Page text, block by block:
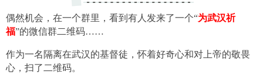
偶然机会，在一个群里，看到有人发来了一个“为武汉祈
福”的微信群二维码……
作为一名隔离在武汉的基督徒，怀着好奇心和对上帝的敬畏
心，扫了二维码。